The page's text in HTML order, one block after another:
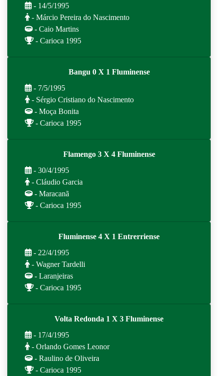
- 14/5/1995
- Márcio Pereira do Nascimento
- Caio Martins
- Carioca 1995
Bangu 0 X 1 Fluminense
- 7/5/1995
- Sérgio Cristiano do Nascimento
- Moça Bonita
- Carioca 1995
Flamengo 3 X 4 Fluminense
- 30/4/1995
- Cláudio Garcia
- Maracanã
- Carioca 1995
Fluminense 4 X 1 Entrerriense
- 22/4/1995
- Wagner Tardelli
- Laranjeiras
- Carioca 1995
Volta Redonda 1 X 3 Fluminense
- 17/4/1995
- Orlando Gomes Leonor
- Raulino de Oliveira
- Carioca 1995